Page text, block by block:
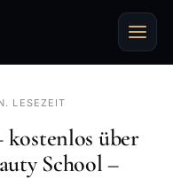
LESEZEIT
kostenlos über
School –